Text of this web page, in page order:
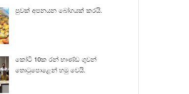
පුවක් අපනයන බෝගයක් කරයි.
කෝටි 10ක රන් භාණ්ඩ ගුවන්
තොටුපොළෙන් හමු වෙයි.